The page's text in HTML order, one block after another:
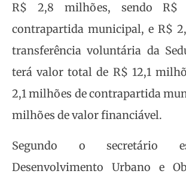
R$ 2,8 milhões, sendo
contrapartida municipal, e R$
transferência voluntária da
terá valor total de R$ 12,1
2,1 milhões de contrapartida
milhões de valor financiável.
Segundo o secretário
Desenvolvimento Urbano e